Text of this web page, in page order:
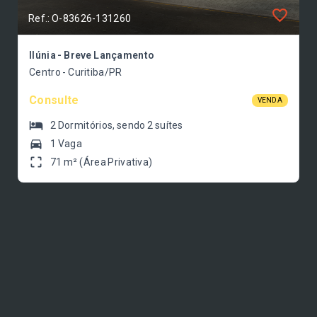
Ref.: O-83626-131260
Ilúnia - Breve Lançamento
Centro - Curitiba/PR
Consulte VENDA
2 Dormitórios, sendo 2 suítes
1 Vaga
71 m² (Área Privativa)